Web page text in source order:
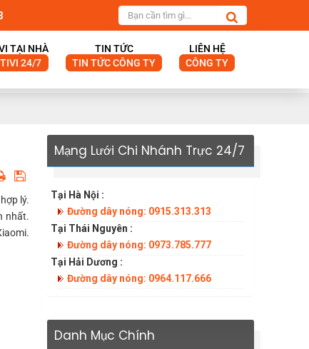
TẠI NHÀ
TIVI 24/7
TIN TỨC
TIN TỨC CÔNG TY
LIÊN HỆ
CÔNG TY
lý.
nhất.
Mạng Lưới Chi Nhánh Trực 24/7
Tại Hà Nội :
Đường dây nóng: 0915.313.313
Tại Thái Nguyên :
Đường dây nóng: 0973.785.777
Tại Hải Dương :
Đường dây nóng: 0964.117.666
Danh Mục Chính